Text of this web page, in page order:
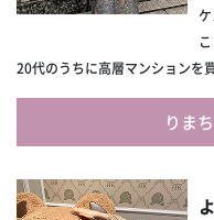
20代のうちに高層マンションを
りま